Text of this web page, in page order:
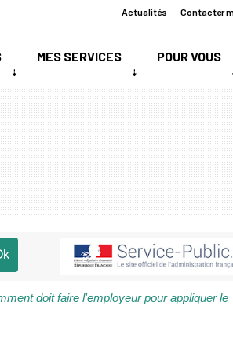
Actualités Contacter
MES SERVICES POUR VOUS
doit faire l'employeur pour appliquer le